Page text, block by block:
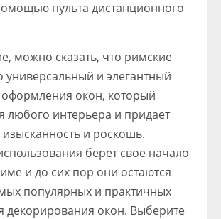
пульта дистанционного
можно сказать, что римские
и элегантный
оформления окон, который
любого интерьера и придает
и роскошь.
берет свое начало
и до сих пор они остаются
популярных и практичных
декорирования окон. Выберите